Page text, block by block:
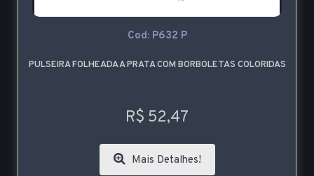
Cod: P632 P
PULSEIRA FOLHEADA A PRATA COM BORBOLETAS COLORIDAS
R$ 52,47
Mais Detalhes!